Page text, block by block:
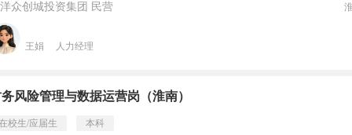
众创城投资集团 民营
王娟 人力经理
风险管理与数据运营岗（淮南）
校生/应届生 本科